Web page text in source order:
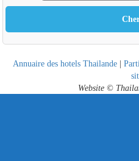
Annuaire des hotels Thailande |
Website ©